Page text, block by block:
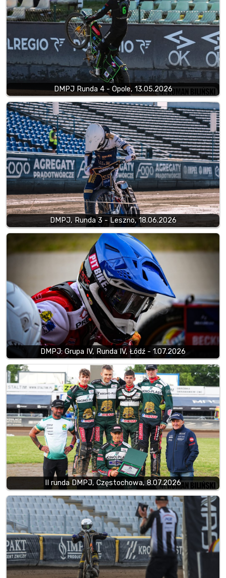
DMPJ Runda 4 - Opole, 13.05.2026
DMPJ, Runda 3 - Leszno, 18.06.2026
DMPJ: Grupa IV, Runda IV, Łódź - 1.07.2026
II runda DMPJ, Częstochowa, 8.07.2026